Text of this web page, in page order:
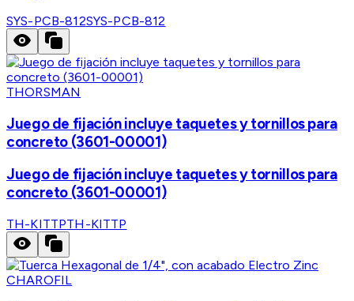
SYS-PCB-812SYS-PCB-812
THORSMAN
Juego de fijación incluye taquetes y tornillos para
concreto (3601-00001)
Juego de fijación incluye taquetes y tornillos para
concreto (3601-00001)
TH-KITTPTH-KITTP
CHAROFIL